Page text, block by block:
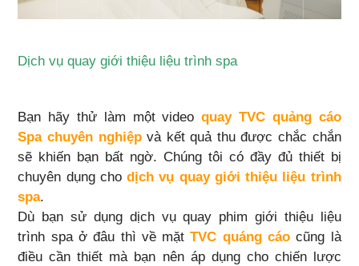
Dịch vụ quay giới thiệu liệu trình spa
Bạn hãy thử làm một video quay TVC quảng cáo
Spa chuyên nghiệp và kết quả thu được chắc chắn
sẽ khiến bạn bất ngờ. Chúng tôi có đầy đủ thiết bị
chuyên dụng cho dịch vụ quay giới thiệu liệu trình
spa.
Dù bạn sử dụng dịch vụ quay phim giới thiệu liệu
trình spa ở đâu thì về mặt TVC quáng cáo cũng là
điều cần thiết mà bạn nên áp dụng cho chiến lược